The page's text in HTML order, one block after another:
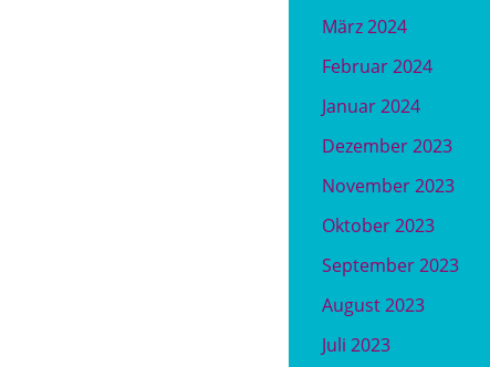
März 2024
Februar 2024
Januar 2024
Dezember 2023
November 2023
Oktober 2023
September 2023
August 2023
Juli 2023